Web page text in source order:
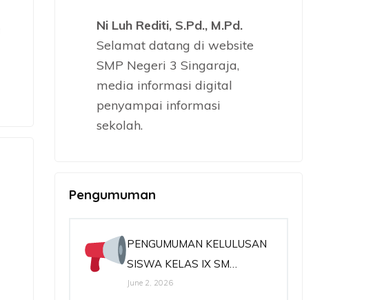
Ni Luh Rediti, S.Pd., M.Pd.
Selamat datang di website
SMP Negeri 3 Singaraja,
media informasi digital
penyampai informasi
sekolah.
Pengumuman
PENGUMUMAN KELULUSAN
SISWA KELAS IX SM…
June 2, 2026